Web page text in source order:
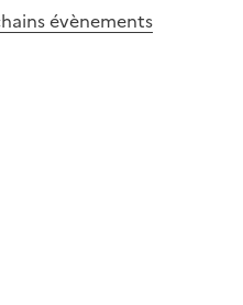
évènements